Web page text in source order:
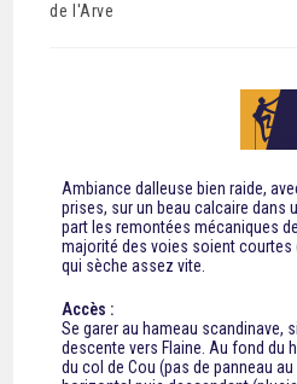
de l'Arve
Ambiance dalleuse bien raide,
prises, sur un beau calcaire dans
part les remontées mécaniques
majorité des voies soient courtes
qui sèche assez vite.
Accès :
Se garer au hameau scandinave,
descente vers Flaine. Au fond du
du col de Cou (pas de panneau